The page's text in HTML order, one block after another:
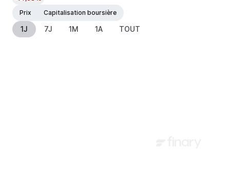
Prix
Capitalisation boursière
1J 7J 1M 1A TOUT